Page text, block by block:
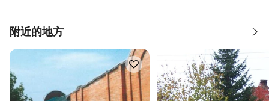
附近的地方